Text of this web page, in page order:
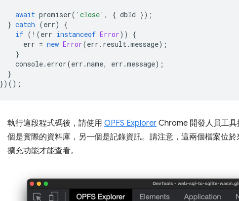
await promiser( 'close' , { dbId });
} catch (err)
{
if ( ! (err instanceof Error))
{
err = new Error(err . result .message);
}
console. error(err .name, err .message);
}
})();
執行這段程式碼後，請使用 OPFS Explorer Chrome 開發人員工
個是實際的資料庫，另一個是記錄資訊。請注意，這兩個檔案位
擴充功能才能查看。